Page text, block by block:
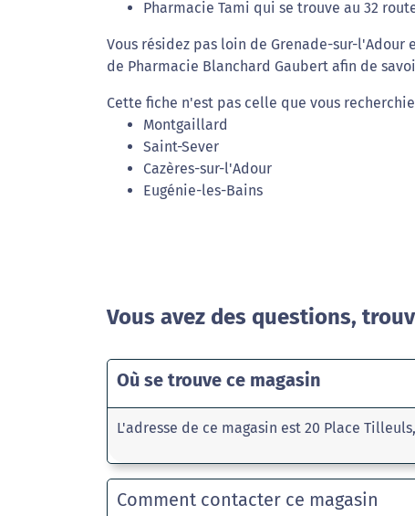
Pharmacie Tami qui se trouve au 32
Vous résidez pas loin de Grenade-sur-
de Pharmacie Blanchard Gaubert afin de
Cette fiche n'est pas celle que vous
Montgaillard
Saint-Sever
Cazères-sur-l'Adour
Eugénie-les-Bains
Vous avez des questions,
Où se trouve ce magasin
L'adresse de ce magasin est 20 Place
Comment contacter ce magasin